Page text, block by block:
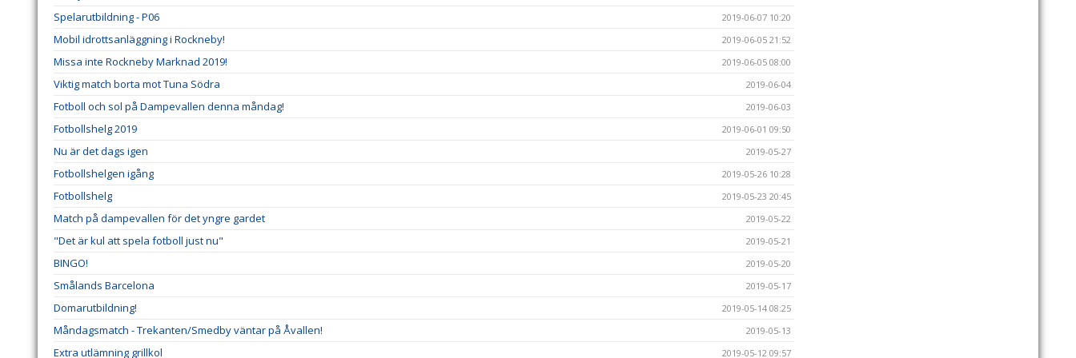
Spelarutbildning - P06 2019-06-07 10:20
Mobil idrottsanläggning i Rockneby! 2019-06-05 21:52
Missa inte Rockneby Marknad 2019! 2019-06-05 08:00
Viktig match borta mot Tuna Södra 2019-06-04
Fotboll och sol på Dampevallen denna måndag! 2019-06-03
Fotbollshelg 2019 2019-06-01 09:50
Nu är det dags igen 2019-05-27
Fotbollshelgen igång 2019-05-26 10:28
Fotbollshelg 2019-05-23 20:45
Match på dampevallen för det yngre gardet 2019-05-22
"Det är kul att spela fotboll just nu" 2019-05-21
BINGO! 2019-05-20
Smålands Barcelona 2019-05-17
Domarutbildning! 2019-05-14 08:25
Måndagsmatch - Trekanten/Smedby väntar på Åvallen! 2019-05-13
Extra utlämning grillkol 2019-05-12 09:57